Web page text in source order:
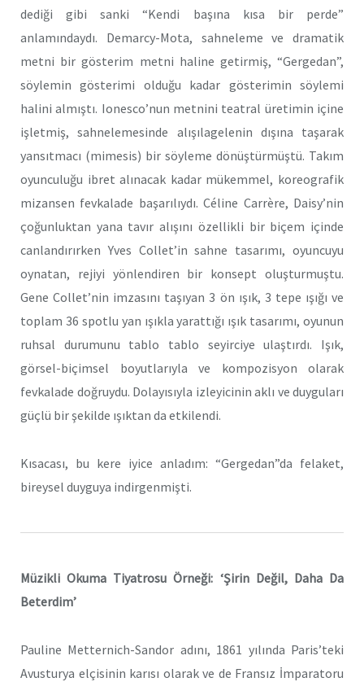
dediği gibi sanki “Kendi başına kısa bir perde”
anlamındaydı. Demarcy-Mota, sahneleme ve dramatik
metni bir gösterim metni haline getirmiş, “Gergedan”,
söylemin gösterimi olduğu kadar gösterimin söylemi
halini almıştı. Ionesco’nun metnini teatral üretimin içine
işletmiş, sahnelemesinde alışılagelenin dışına taşarak
yansıtmacı (mimesis) bir söyleme dönüştürmüştü. Takım
oyunculuğu ibret alınacak kadar mükemmel, koreografik
mizansen fevkalade başarılıydı. Céline Carrère, Daisy’nin
çoğunluktan yana tavır alışını özellikli bir biçem içinde
canlandırırken Yves Collet’in sahne tasarımı, oyuncuyu
oynatan, rejiyi yönlendiren bir konsept oluşturmuştu.
Gene Collet’nin imzasını taşıyan 3 ön ışık, 3 tepe ışığı ve
toplam 36 spotlu yan ışıkla yarattığı ışık tasarımı, oyunun
ruhsal durumunu tablo tablo seyirciye ulaştırdı. Işık,
görsel-biçimsel boyutlarıyla ve kompozisyon olarak
fevkalade doğruydu. Dolayısıyla izleyicinin aklı ve duyguları
güçlü bir şekilde ışıktan da etkilendi.
Kısacası, bu kere iyice anladım: “Gergedan”da felaket,
bireysel duyguya indirgenmişti.
Müzikli Okuma Tiyatrosu Örneği: ‘Şirin Değil, Daha Da
Beterdim’
Pauline Metternich-Sandor adını, 1861 yılında Paris’teki
Avusturya elçisinin karısı olarak ve de Fransız İmparatoru